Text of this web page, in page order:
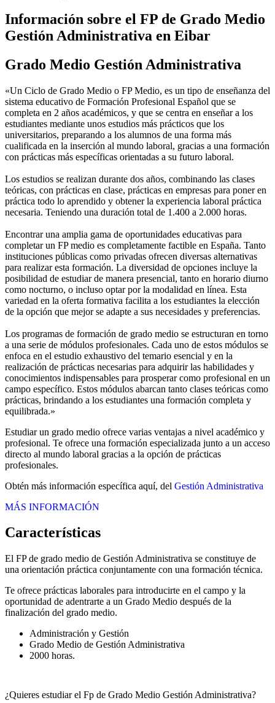
Información sobre el FP de Grado Medio
Gestión Administrativa en Eibar
Grado Medio Gestión Administrativa
«Un Ciclo de Grado Medio o FP Medio, es un tipo de enseñanza del
sistema educativo de Formación Profesional Español que se
completa en 2 años académicos, y que se centra en enseñar a los
estudiantes mediante unos estudios más prácticos que los
universitarios, preparando a los alumnos de una forma más
cualificada en la inserción al mundo laboral, gracias a una formación
con prácticas más específicas orientadas a su futuro laboral.
Los estudios se realizan durante dos años, combinando las clases
teóricas, con prácticas en clase, prácticas en empresas para poner en
práctica todo lo aprendido y obtener la experiencia laboral práctica
necesaria. Teniendo una duración total de 1.400 a 2.000 horas.
Encontrar una amplia gama de oportunidades educativas para
completar un FP medio es completamente factible en España. Tanto
instituciones públicas como privadas ofrecen diversas alternativas
para realizar esta formación. La diversidad de opciones incluye la
posibilidad de estudiar de manera presencial, tanto en horario diurno
como nocturno, o incluso optar por la modalidad en línea. Esta
variedad en la oferta formativa facilita a los estudiantes la elección
de la opción que mejor se adapte a sus necesidades y preferencias.
Los programas de formación de grado medio se estructuran en torno
a una serie de módulos profesionales. Cada uno de estos módulos se
enfoca en el estudio exhaustivo del temario esencial y en la
realización de prácticas necesarias para adquirir las habilidades y
conocimientos indispensables para prosperar como profesional en un
campo específico. Estos módulos abarcan tanto clases teóricas como
prácticas, brindando a los estudiantes una formación completa y
equilibrada.»
Estudiar un grado medio ofrece varias ventajas a nivel académico y
profesional. Te ofrece una formación especializada junto a un acceso
directo al mundo laboral gracias a la opción de prácticas
profesionales.
Obtén más información específica aquí, del Gestión Administrativa
MÁS INFORMACIÓN
Características
El FP de grado medio de Gestión Administrativa se constituye de
una orientación práctica conjuntamente con una formación técnica.
Te ofrece prácticas laborales para introducirte en el campo y la
oportunidad de adentrarte a un Grado Medio después de la
finalización del grado medio.
Administración y Gestión
Grado Medio de Gestión Administrativa
2000 horas.
¿Quieres estudiar el Fp de Grado Medio Gestión Administrativa?